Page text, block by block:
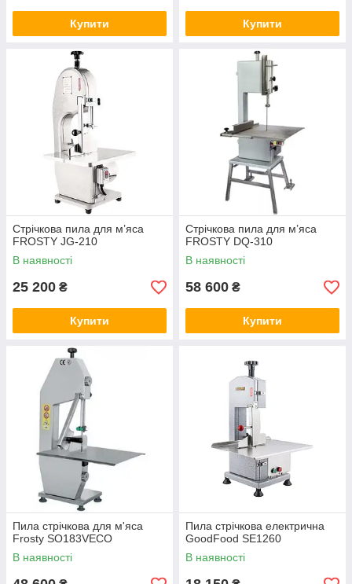
Купити Купити
Стрічкова пила для м’яса
FROSTY JG-210
В наявності
25 200 ₴
Купити
Стрічкова пила для м’яса
FROSTY DQ-310
В наявності
58 600 ₴
Купити
Пила стрічкова для м'яса
Frosty SO183VECO
В наявності
Пила стрічкова електрична
GoodFood SE1260
В наявності